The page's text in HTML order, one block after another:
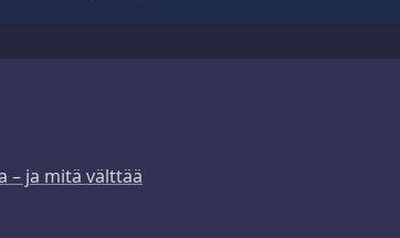
– ja mitä välttää